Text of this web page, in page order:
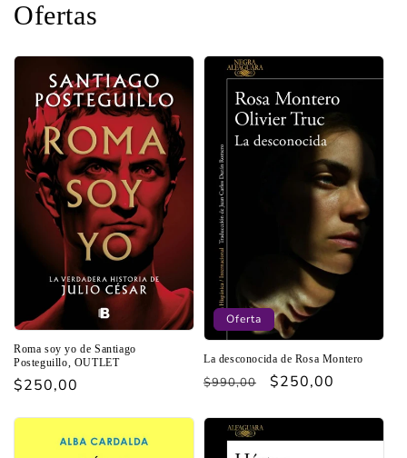
Ofertas
Roma soy yo de Santiago
Posteguillo, OUTLET
Precio
$250,00
Oferta
La desconocida de Rosa Montero
Precio
$990,00
Precio
$250,00